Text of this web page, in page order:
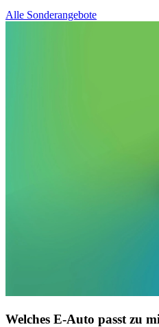
Alle Sonderangebote
Welches E-Auto passt zu